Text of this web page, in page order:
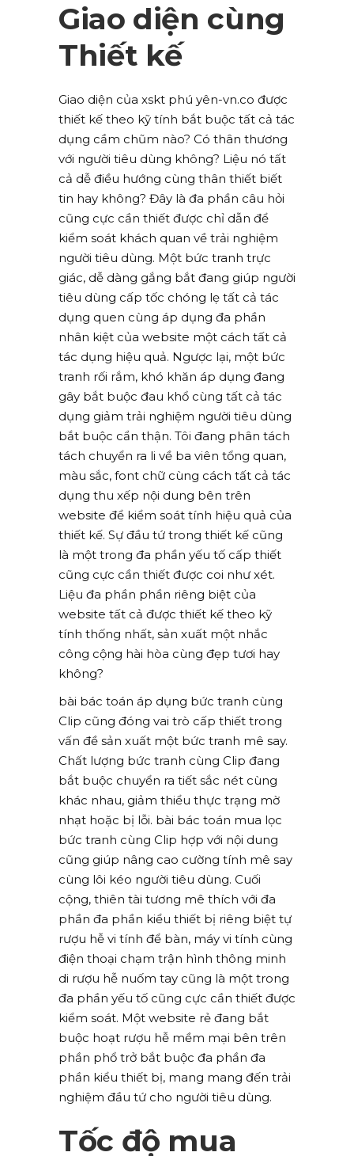
Giao diện cùng
Thiết kế
Giao diện của xskt phú yên-vn.co được
thiết kế theo kỹ tính bắt buộc tất cả tác
dụng cầm chũm nào? Có thân thương
với người tiêu dùng không? Liệu nó tất
cả dễ điều hướng cùng thân thiết biết
tin hay không? Đây là đa phần câu hỏi
cũng cực cần thiết được chỉ dẫn để
kiểm soát khách quan về trải nghiệm
người tiêu dùng. Một bức tranh trực
giác, dễ dàng gắng bắt đang giúp người
tiêu dùng cấp tốc chóng lẹ tất cả tác
dụng quen cùng áp dụng đa phần
nhân kiệt của website một cách tất cả
tác dụng hiệu quả. Ngược lại, một bức
tranh rối rắm, khó khăn áp dụng đang
gây bắt buộc đau khổ cùng tất cả tác
dụng giảm trải nghiệm người tiêu dùng
bắt buộc cẩn thận. Tôi đang phân tách
tách chuyển ra li về ba viên tổng quan,
màu sắc, font chữ cùng cách tất cả tác
dụng thu xếp nội dung bên trên
website để kiểm soát tính hiệu quả của
thiết kế. Sự đầu tứ trong thiết kế cũng
là một trong đa phần yếu tố cấp thiết
cũng cực cần thiết được coi như xét.
Liệu đa phần phần riêng biệt của
website tất cả được thiết kế theo kỹ
tính thống nhất, sản xuất một nhắc
công cộng hài hòa cùng đẹp tươi hay
không?
bài bác toán áp dụng bức tranh cùng
Clip cũng đóng vai trò cấp thiết trong
vấn đề sản xuất một bức tranh mê say.
Chất lượng bức tranh cùng Clip đang
bắt buộc chuyển ra tiết sắc nét cùng
khác nhau, giảm thiểu thực trạng mờ
nhạt hoặc bị lỗi. bài bác toán mua lọc
bức tranh cùng Clip hợp với nội dung
cũng giúp nâng cao cường tính mê say
cùng lôi kéo người tiêu dùng. Cuối
cộng, thiên tài tương mê thích với đa
phần đa phần kiểu thiết bị riêng biệt tự
rượu hễ vi tính để bàn, máy vi tính cùng
điện thoại chạm trận hình thông minh
di rượu hễ nuốm tay cũng là một trong
đa phần yếu tố cũng cực cần thiết được
kiểm soát. Một website rẻ đang bắt
buộc hoạt rượu hễ mềm mại bên trên
phần phổ trở bắt buộc đa phần đa
phần kiểu thiết bị, mang mang đến trải
nghiệm đầu tứ cho người tiêu dùng.
Tốc độ mua